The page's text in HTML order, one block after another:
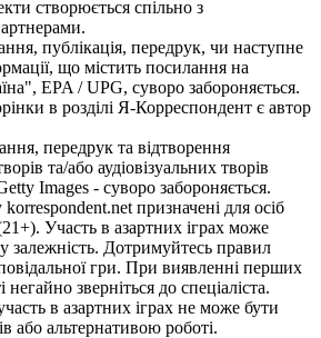
створюється спільно з
публікація, передрук, чи наступне
що містить посилання на
EPA / UPG, суворо забороняється.
в розділі Я-Корреспондент є автор
передрук та відтворення
та/або аудіовізуальних творів
Images - суворо забороняється.
призначені для осіб
Участь в азартних іграх може
залежність. Дотримуйтесь правил
гри. При виявленні перших
негайно зверніться до спеціаліста.
в азартних іграх не може бути
або альтернативою роботі.